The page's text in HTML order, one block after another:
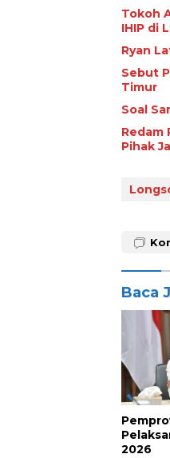
Tokoh
IHIP di
Ryan
Sebut
Timur
Soal
Redam
Pihak
Baca
2026